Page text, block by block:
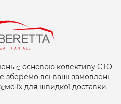
є основою колективу СТО
всі ваші замовлені
їх для швидкої доставки.